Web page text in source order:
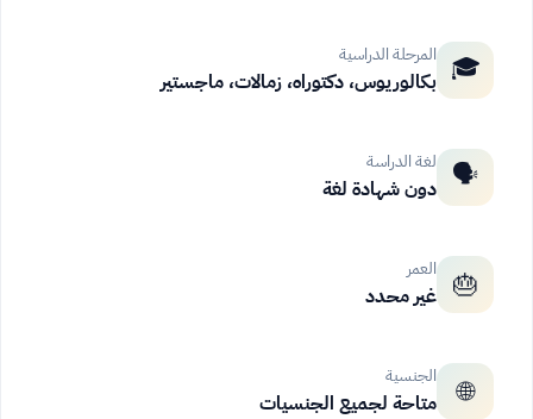
🎓 المرحلة الدراسية
بكالوريوس، دكتوراه، زمالات، ماجستير
🗣️ لغة الدراسة
دون شهادة لغة
🎂 العمر
غير محدد
🌐 الجنسية
متاحة لجميع الجنسيات